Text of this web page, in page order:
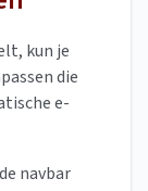
kun je
die
e-
navbar